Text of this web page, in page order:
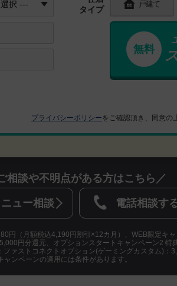
相談や不明点がある方はこちら／
ュー相談 電話相談す
円（月額税込4,190円割引×12カ月）、WEB限定キャ
円分還元、オプションスタートキャンペーン2 特
ァストコネクトオプション(ゲーミングカスタム)：
ンペーンの適用には条件があります。